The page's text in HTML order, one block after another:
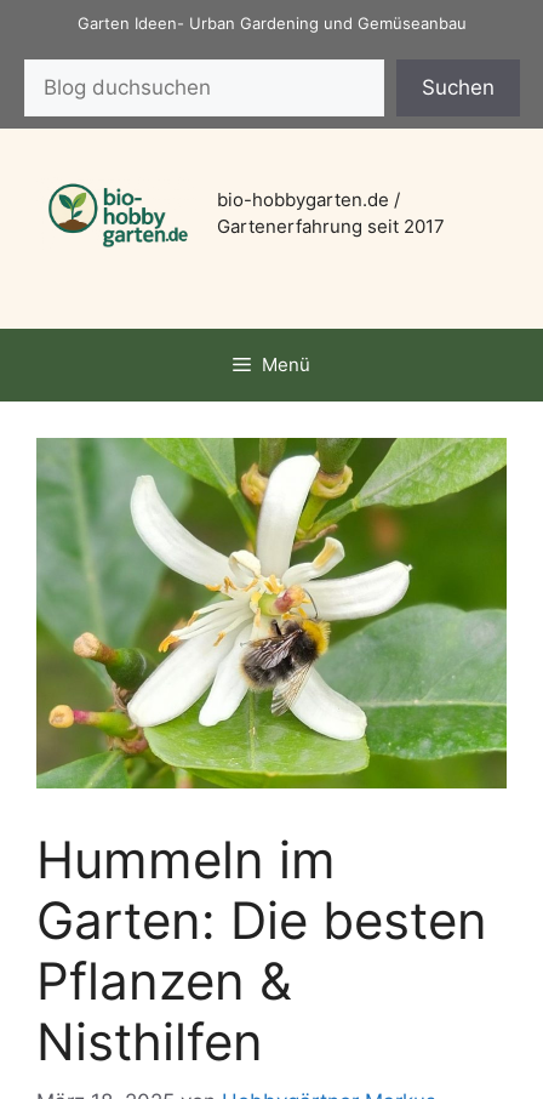
springen
Garten Ideen- Urban Gardening und Gemüseanbau
Suchen
bio-hobbygarten.de /
Gartenerfahrung seit 2017
Menü
Hummeln im
Garten: Die besten
Pflanzen &
Nisthilfen